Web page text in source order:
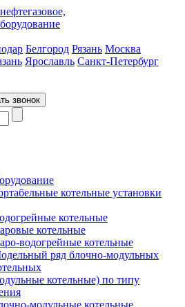
Белгород Рязань Москва
Ярославль Санкт-Петербург
звонок
котельные установки
котельные
котельные
водогрейные котельные
ряд блочно-модульных
котельные) по типу
модульные котельные